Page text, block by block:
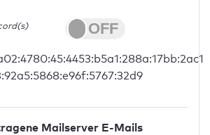
Mailserver E-Mails